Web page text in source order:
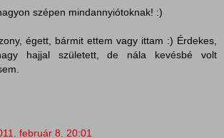
szépen mindannyiótoknak! :)
égett, bármit ettem vagy ittam :) Érdekes,
hajjal született, de nála kevésbé volt
február 8. 20:01